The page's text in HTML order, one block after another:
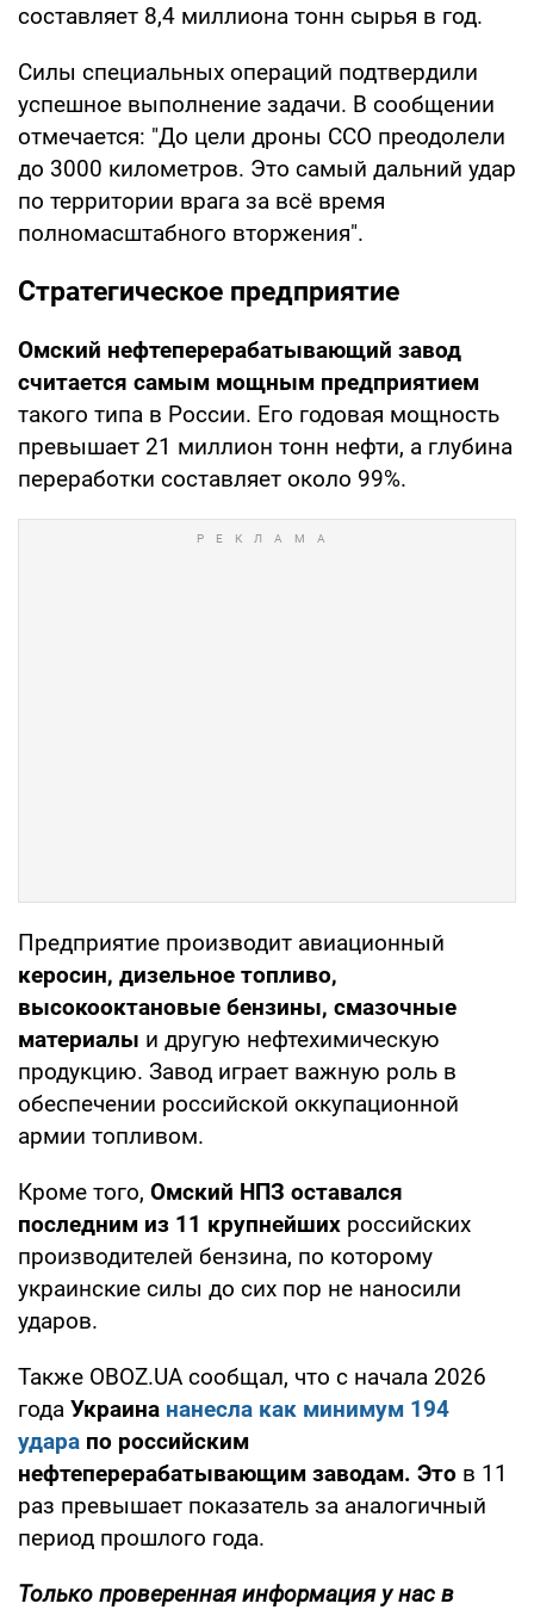
составляет 8,4 миллиона тонн сырья в год.
Силы специальных операций подтвердили
успешное выполнение задачи. В сообщении
отмечается: "До цели дроны ССО преодолели
до 3000 километров. Это самый дальний удар
по территории врага за всё время
полномасштабного вторжения".
Стратегическое предприятие
Омский нефтеперерабатывающий завод
считается самым мощным предприятием
такого типа в России. Его годовая мощность
превышает 21 миллион тонн нефти, а глубина
переработки составляет около 99%.
Предприятие производит авиационный
керосин, дизельное топливо,
высокооктановые бензины, смазочные
материалы и другую нефтехимическую
продукцию. Завод играет важную роль в
обеспечении российской оккупационной
армии топливом.
Кроме того, Омский НПЗ оставался
последним из 11 крупнейших российских
производителей бензина, по которому
украинские силы до сих пор не наносили
ударов.
Также OBOZ.UA сообщал, что с начала 2026
года Украина нанесла как минимум 194
удара по российским
нефтеперерабатывающим заводам. Это в 11
раз превышает показатель за аналогичный
период прошлого года.
Только проверенная информация у нас в